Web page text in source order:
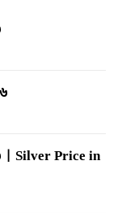
Price in